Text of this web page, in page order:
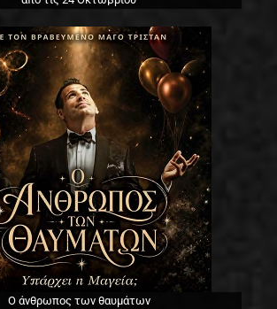
Ο άνθρωπος των θαυμάτων